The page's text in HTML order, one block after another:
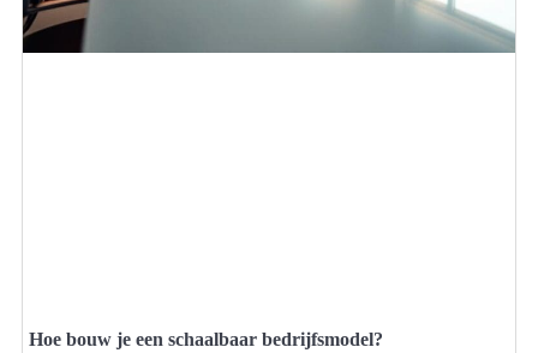
Hoe bouw je een schaalbaar bedrijfsmodel?